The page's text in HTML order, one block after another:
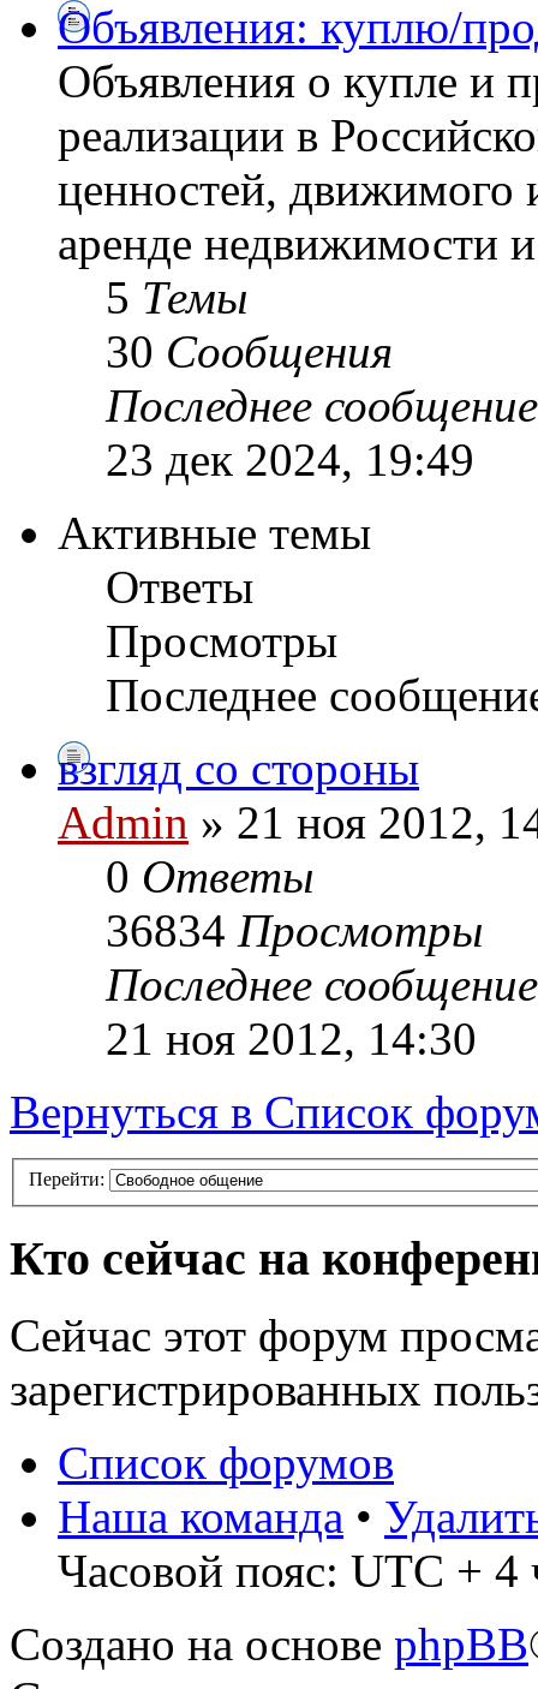
Объявления: куплю/
Объявления о купле и
реализации в
ценностей,
аренде недвижимости
5 Темы
30 Сообщения
Последнее сообщение
23 дек 2024, 19:49
Активные темы
Ответы
Просмотры
Последнее
взгляд со стороны
Admin » 21 ноя 2012,
0 Ответы
36834 Просмотры
Последнее
21 ноя 2012, 14:30
Вернуться в Список
Перейти:
Кто сейчас на
Сейчас этот форум
зарегистрированных
Список форумов
Наша команда •
Часовой пояс: UTC + 4
Создано на основе phpBB